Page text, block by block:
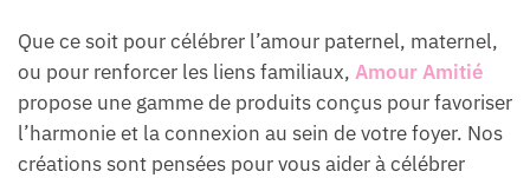
Que ce soit pour célébrer l’amour paternel, maternel,
ou pour renforcer les liens familiaux, Amour Amitié
propose une gamme de produits conçus pour favoriser
l’harmonie et la connexion au sein de votre foyer. Nos
créations sont pensées pour vous aider à célébrer